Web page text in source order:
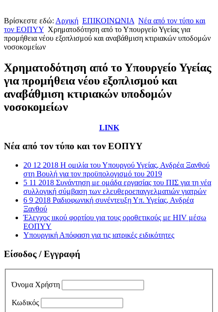
Βρίσκεστε εδώ: Αρχική ΕΠΙΚΟΙΝΩΝΙΑ Νέα από τον τύπο και
τον ΕΟΠΥΥ Χρηματοδότηση από το Υπουργείο Υγείας για
προμήθεια νέου εξοπλισμού και αναβάθμιση κτιριακών υποδομών
νοσοκομείων
Χρηματοδότηση από το Υπουργείο Υγείας
για προμήθεια νέου εξοπλισμού και
αναβάθμιση κτιριακών υποδομών
νοσοκομείων
LINK
Νέα από τον τύπο και τον ΕΟΠΥΥ
20 12 2018 Η ομιλία του Υπουργού Υγείας, Ανδρέα Ξανθού
στη Βουλή για τον προϋπολογισμό του 2019
5 11 2018 Συνάντηση με ομάδα εργασίας του ΠΙΣ για τη νέα
συλλογική σύμβαση των ελευθεροεπαγγελματιών γιατρών
6 9 2018 Ραδιοφωνική συνέντευξη Υπ. Υγείας, Ανδρέα
Ξανθού
Έλεγχος ιικού φορτίου για τους οροθετικούς με HIV μέσω
ΕΟΠΥΥ
Υπουργική Απόφαση για τις ιατρικές ειδικότητες
Είσοδος / Εγγραφή
Όνομα Χρήστη
Κωδικός